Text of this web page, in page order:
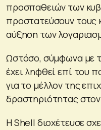
προσπαθειών των
προστατεύσουν τους
αύξηση των
Ωστόσο, σύμφωνα με
έχει ληφθεί επί του
για το μέλλον της
δραστηριότητας
Η Shell διοχέτευσε